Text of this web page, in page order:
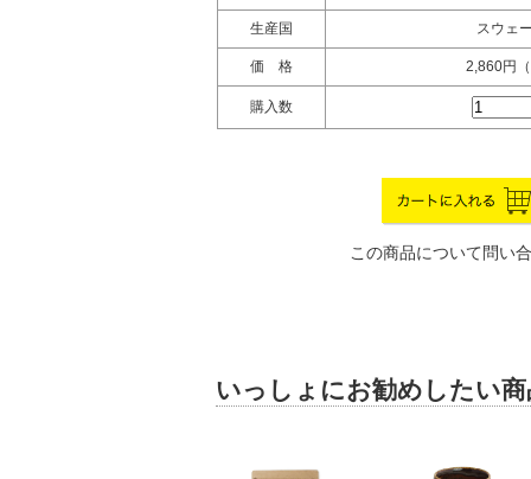
生産国 スウェ
価 格 2,860円
購入数
この商品について問い
いっしょにお勧めしたい商